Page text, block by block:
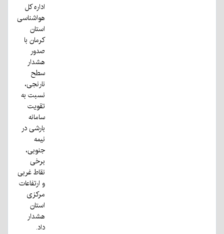
اداره کل
هواشناسی
استان
کرمان با
صدور
هشدار
سطح
نارنجی،
نسبت به
تقویت
سامانه
بارشی در
نیمه
جنوبی،
برخی
نقاط غربی
و ارتفاعات
مرکزی
استان
هشدار
داد.